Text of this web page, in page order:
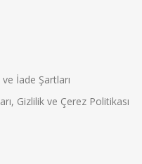
İade Şartları
Gizlilik ve Çerez Politikası